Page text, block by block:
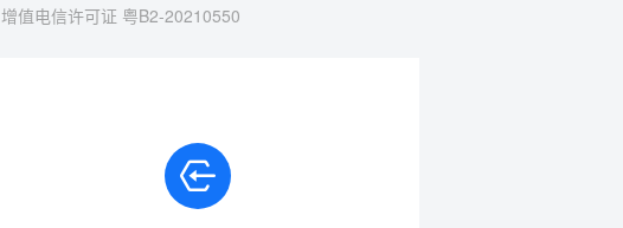
增值电信许可证 粤B2-20210550